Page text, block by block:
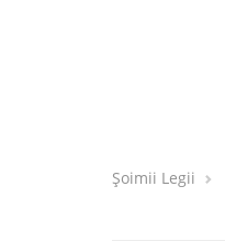
Șoimii Legii